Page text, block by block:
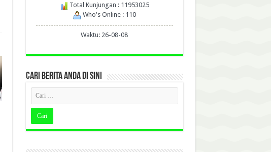
Total Kunjungan : 11953025
Who's Online : 110
Waktu: 26-08-08
CARI BERITA ANDA DI SINI